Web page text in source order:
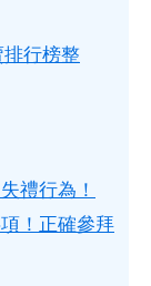
行榜整
禮行為！
！正確參拜